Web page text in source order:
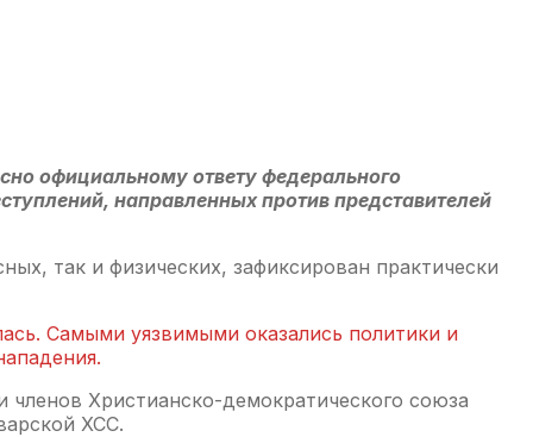
официальному ответу федерального
направленных против представителей
так и физических, зафиксирован практически
Самыми уязвимыми оказались политики и
Христианско-демократического союза
ХСС.